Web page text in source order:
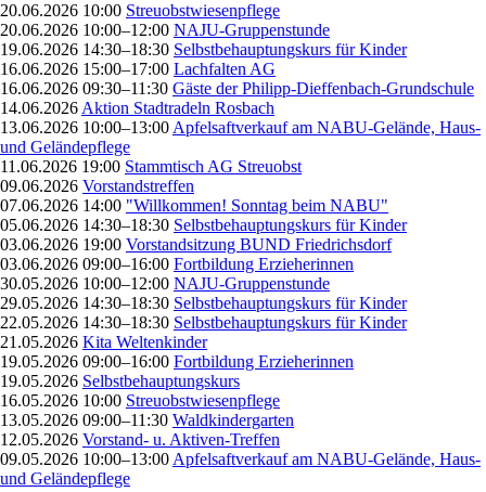
20.06.2026 10:00 Streuobstwiesenpflege
20.06.2026 10:00–12:00 NAJU-Gruppenstunde
19.06.2026 14:30–18:30 Selbstbehauptungskurs für Kinder
16.06.2026 15:00–17:00 Lachfalten AG
16.06.2026 09:30–11:30 Gäste der Philipp-Dieffenbach-Grundschule
14.06.2026 Aktion Stadtradeln Rosbach
13.06.2026 10:00–13:00 Apfelsaftverkauf am NABU-Gelände, Haus-
und Geländepflege
11.06.2026 19:00 Stammtisch AG Streuobst
09.06.2026 Vorstandstreffen
07.06.2026 14:00 "Willkommen! Sonntag beim NABU"
05.06.2026 14:30–18:30 Selbstbehauptungskurs für Kinder
03.06.2026 19:00 Vorstandsitzung BUND Friedrichsdorf
03.06.2026 09:00–16:00 Fortbildung Erzieherinnen
30.05.2026 10:00–12:00 NAJU-Gruppenstunde
29.05.2026 14:30–18:30 Selbstbehauptungskurs für Kinder
22.05.2026 14:30–18:30 Selbstbehauptungskurs für Kinder
21.05.2026 Kita Weltenkinder
19.05.2026 09:00–16:00 Fortbildung Erzieherinnen
19.05.2026 Selbstbehauptungskurs
16.05.2026 10:00 Streuobstwiesenpflege
13.05.2026 09:00–11:30 Waldkindergarten
12.05.2026 Vorstand- u. Aktiven-Treffen
09.05.2026 10:00–13:00 Apfelsaftverkauf am NABU-Gelände, Haus-
und Geländepflege